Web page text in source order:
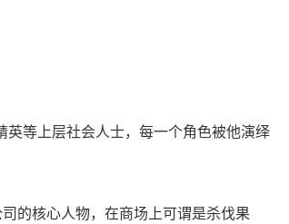
等上层社会人士，每一个角色被他演绎
的核心人物，在商场上可谓是杀伐果